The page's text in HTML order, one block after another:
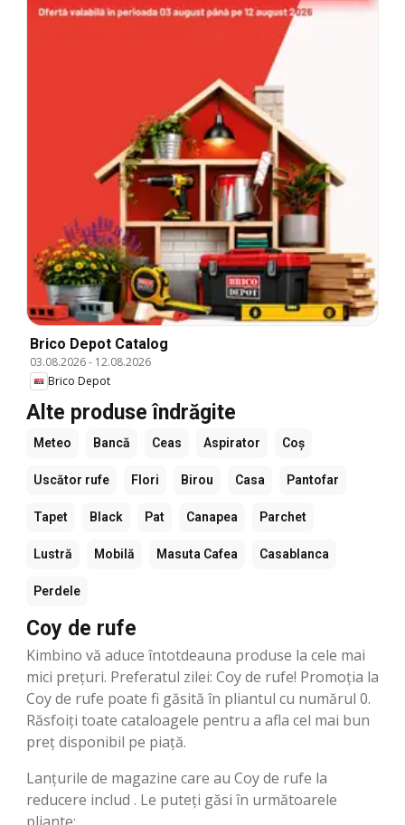
Brico Depot Catalog
03.08.2026- 12.08.2026
Brico Depot
Alte produse îndrăgite
Meteo Bancă Ceas Aspirator Coș
Uscător rufe Flori Birou Casa Pantofar
Tapet Black Pat Canapea Parchet
Lustră Mobilă Masuta Cafea Casablanca
Perdele
Coy de rufe
Kimbino vă aduce întotdeauna produse la cele mai
mici prețuri. Preferatul zilei: Coy de rufe! Promoția la
Coy de rufe poate fi găsită în pliantul cu numărul 0.
Răsfoiți toate cataloagele pentru a afla cel mai bun
preț disponibil pe piață.
Lanțurile de magazine care au Coy de rufe la
reducere includ . Le puteți găsi în următoarele